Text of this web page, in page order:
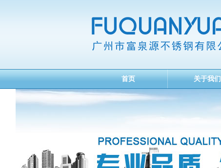
首页 关于我们